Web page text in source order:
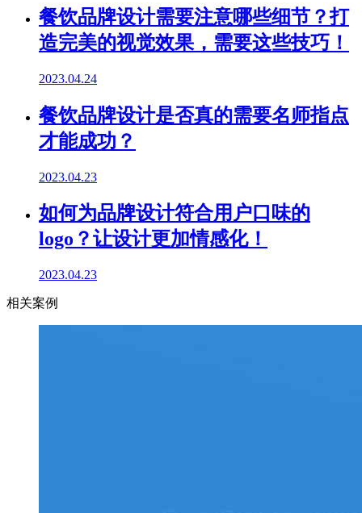
餐饮品牌设计需要注意哪些细节？打
造完美的视觉效果，需要这些技巧！
2023.04.24
餐饮品牌设计是否真的需要名师指点
才能成功？
2023.04.23
如何为品牌设计符合用户口味的
logo？让设计更加情感化！
2023.04.23
相关案例